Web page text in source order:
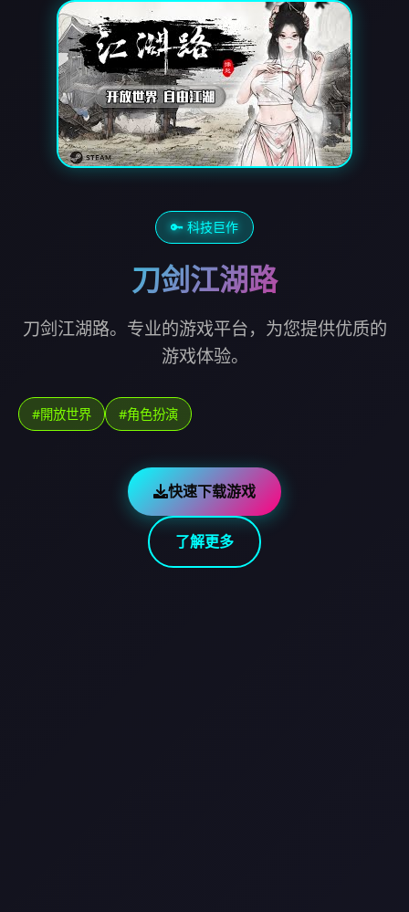
🔑 科技巨作
刀剑江湖路
刀剑江湖路。专业的游戏平台，为您提供优质的
游戏体验。
#開放世界 #角色扮演
快速下载游戏
了解更多